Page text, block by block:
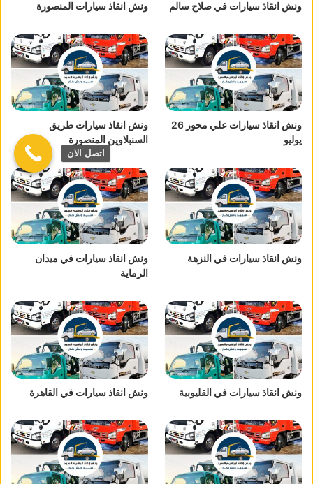
ونش انقاذ سيارات في صلاح سالم ونش انقاذ سيارات المنصورة
ونش انقاذ سيارات علي محور 26
يوليو
ونش انقاذ سيارات طريق
السنبلاوين المنصورة
ونش انقاذ سيارات في النزهة
ونش انقاذ سيارات في ميدان
الرماية
ونش انقاذ سيارات في القليوبية ونش انقاذ سيارات في القاهرة
اتصل الان